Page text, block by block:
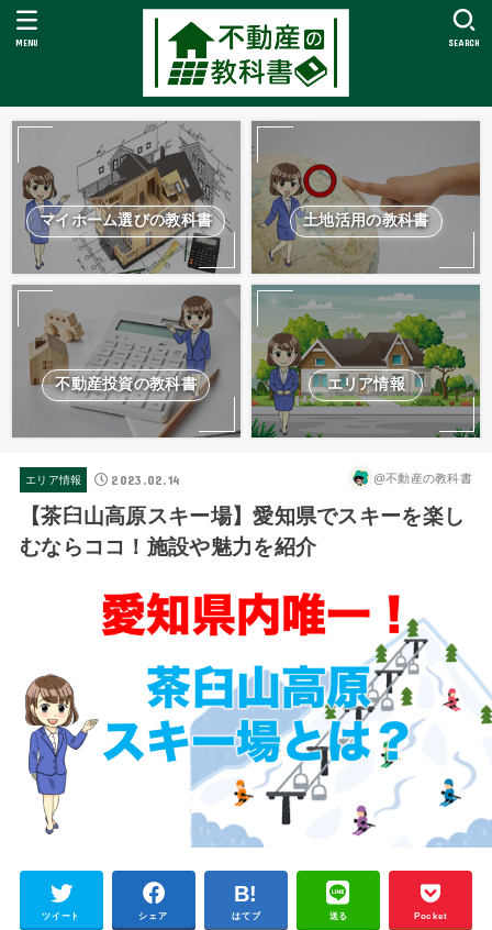
SEARCH
MENU
マイホーム選びの教科書 土地活用の教科書
不動産投資の教科書 エリア情報
エリア情報 2023.02.14 @不動産の教科書
【茶臼山高原スキー場】愛知県でスキーを楽し
むならココ！施設や魅力を紹介
ツイート シェア はてブ 送る Pocket